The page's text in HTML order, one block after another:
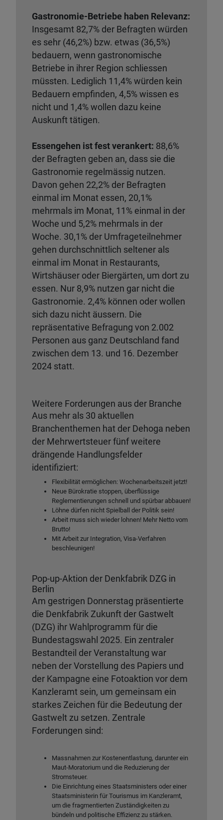
Gastronomie-Betriebe haben Relevanz:
Insgesamt 82,7% der Befragten würden
es sehr (46,2%) bzw. etwas (36,5%)
bedauern, wenn gastronomische
Betriebe in ihrer Region schliessen
müssten. Lediglich 11,4% würden kein
Bedauern empfinden, 4,5% wissen es
nicht und 1,4% wollen dazu keine
Auskunft tätigen.
Essengehen ist fest verankert: 88,6%
der Befragten geben an, dass sie die
Gastronomie regelmässig nutzen.
Davon gehen 22,2% der Befragten
einmal im Monat essen, 20,1%
mehrmals im Monat, 11% einmal in der
Woche und 5,2% mehrmals in der
Woche. 30,1% der Umfrageteilnehmer
gehen durchschnittlich seltener als
einmal im Monat in Restaurants,
Wirtshäuser oder Biergärten, um dort zu
essen. Nur 8,9% nutzen gar nicht die
Gastronomie. 2,4% können oder wollen
sich dazu nicht äussern. Die
repräsentative Befragung von 2.002
Personen aus ganz Deutschland fand
zwischen dem 13. und 16. Dezember
2024 statt.
Weitere Forderungen aus der Branche
Aus mehr als 30 aktuellen
Branchenthemen hat der Dehoga neben
der Mehrwertsteuer fünf weitere
drängende Handlungsfelder
identifiziert:
Flexibilität ermöglichen: Wochenarbeitszeit jetzt!
Neue Bürokratie stoppen, überflüssige
Reglementierungen schnell und spürbar abbauen!
Löhne dürfen nicht Spielball der Politik sein!
Arbeit muss sich wieder lohnen! Mehr Netto vom
Brutto!
Mit Arbeit zur Integration, Visa-Verfahren
beschleunigen!
Pop-up-Aktion der Denkfabrik DZG in
Berlin
Am gestrigen Donnerstag präsentierte
die Denkfabrik Zukunft der Gastwelt
(DZG) ihr Wahlprogramm für die
Bundestagswahl 2025. Ein zentraler
Bestandteil der Veranstaltung war
neben der Vorstellung des Papiers und
der Kampagne eine Fotoaktion vor dem
Kanzleramt sein, um gemeinsam ein
starkes Zeichen für die Bedeutung der
Gastwelt zu setzen. Zentrale
Forderungen sind:
Massnahmen zur Kostenentlastung, darunter ein
Maut-Moratorium und die Reduzierung der
Stromsteuer.
Die Einrichtung eines Staatsministers oder einer
Staatsministerin für Tourismus im Kanzleramt,
um die fragmentierten Zuständigkeiten zu
bündeln und politische Effizienz zu stärken.